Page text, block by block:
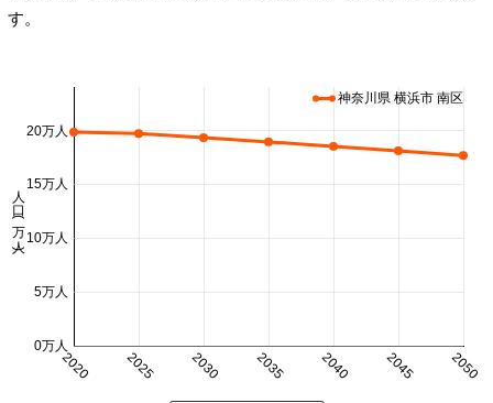
す。
2020 2025 2030 2035 2040 2045 2050
0万人
5万人
10万人
15万人
20万人
人口 (万人)
神奈川県 横浜市 南区